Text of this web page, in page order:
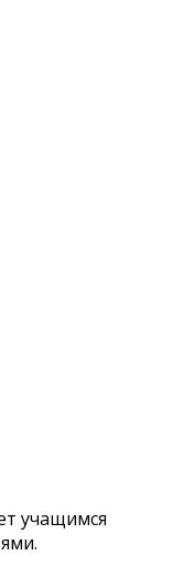
учащимся